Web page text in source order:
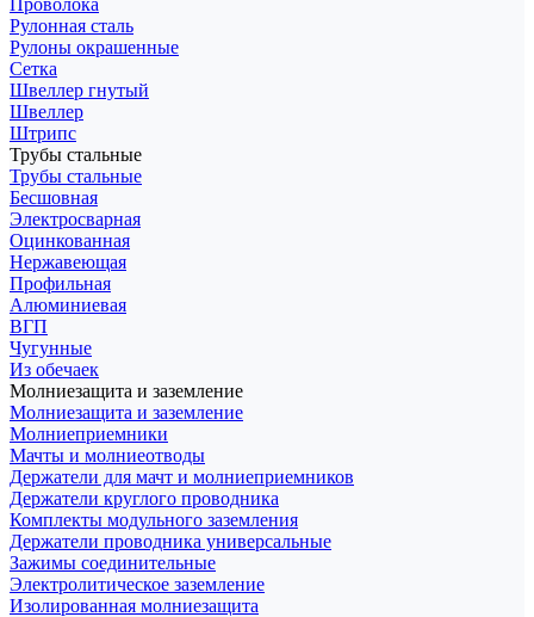
Проволока
Рулонная сталь
Рулоны окрашенные
Сетка
Швеллер гнутый
Швеллер
Штрипс
Трубы стальные
Трубы стальные
Бесшовная
Электросварная
Оцинкованная
Нержавеющая
Профильная
Алюминиевая
ВГП
Чугунные
Из обечаек
Молниезащита и заземление
Молниезащита и заземление
Молниеприемники
Мачты и молниеотводы
Держатели для мачт и молниеприемников
Держатели круглого проводника
Комплекты модульного заземления
Держатели проводника универсальные
Зажимы соединительные
Электролитическое заземление
Изолированная молниезащита